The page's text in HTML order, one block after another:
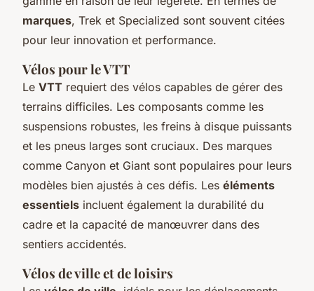
marques, Trek et Specialized sont souvent citées
pour leur innovation et performance.
Vélos pour le VTT
Le VTT requiert des vélos capables de gérer des
terrains difficiles. Les composants comme les
suspensions robustes, les freins à disque puissants
et les pneus larges sont cruciaux. Des marques
comme Canyon et Giant sont populaires pour leurs
modèles bien ajustés à ces défis. Les éléments
essentiels incluent également la durabilité du
cadre et la capacité de manœuvrer dans des
sentiers accidentés.
Vélos de ville et de loisirs